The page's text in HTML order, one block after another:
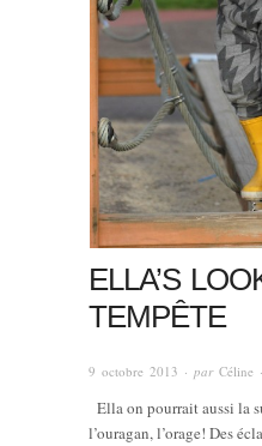
ELLA’S
TEMPÊTE
9 octobre 2013 · par Céline
Ella on pourrait aussi la
l’ouragan, l’orage! Des